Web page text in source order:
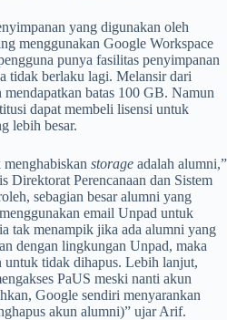
yang digunakan oleh
menggunakan Google Workspace
punya fasilitas penyimpanan
tidak berlaku lagi. Melansir dari
batas 100 GB. Namun
dapat membeli lisensi untuk
lebih besar.
storage adalah alumni,”
Direktorat Perencanaan dan Sistem
sebagian besar alumni yang
email Unpad untuk
tak menampik jika ada alumni yang
dengan lingkungan Unpad, maka
untuk tidak dihapus. Lebih lanjut,
PaUS meski nanti akun
Google sendiri menyarankan
akun alumni)” ujar Arif.